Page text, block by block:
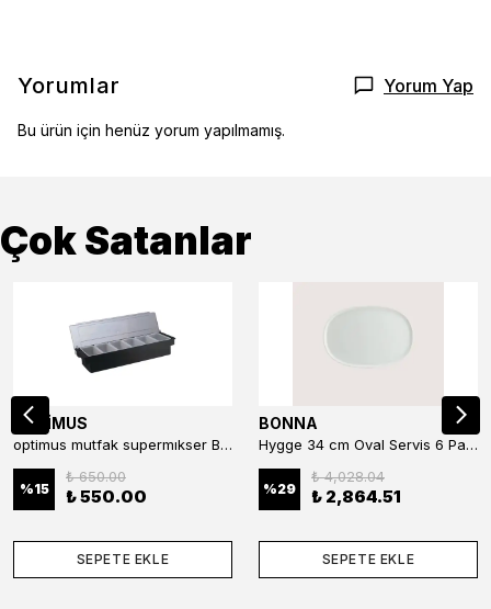
Yorumlar Yorum Yap
Bu ürün için henüz yorum yapılmamış.
Çok Satanlar
OPTİMUS
optimus mutfak supermıkser Bar Konteyner 6'lı 50×16×9 cm Kapaklı Polikarbon Organizer Bar & Kafe
%15
₺ 650.00
₺ 550.00
SEPETE EKLE
BONNA
Hygge 34 cm Oval Servis 6 Parça
%29
₺ 4,028.04
₺ 2,864.51
SEPETE EKLE